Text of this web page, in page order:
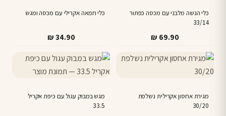
כלי הגשה מלבני עם מכסה כפתור
33/14
₪ 69.90
כלי חמאה אקרילי עם מכסה ומגש
₪ 34.90
מגירת אחסון אקרילית נשלפת
30/20
מגש במבוק עגול עם כיפת אקריל
33.5